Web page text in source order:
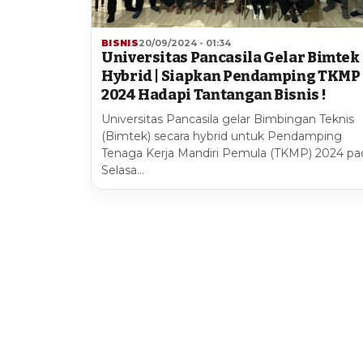
BISNIS20/09/2024 - 01:34
Universitas Pancasila Gelar Bimtek
Hybrid | Siapkan Pendamping TKMP
2024 Hadapi Tantangan Bisnis !
Universitas Pancasila gelar Bimbingan Teknis
(Bimtek) secara hybrid untuk Pendamping
Tenaga Kerja Mandiri Pemula (TKMP) 2024
Selasa…